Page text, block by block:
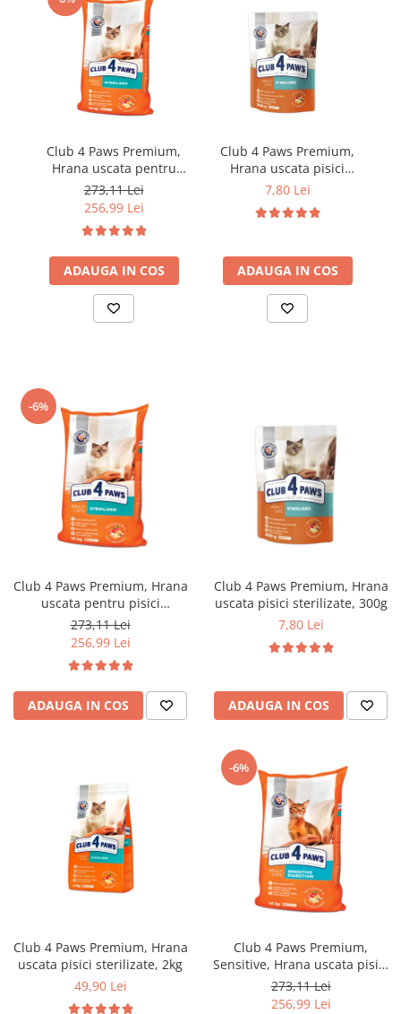
Club 4 Paws Premium,
Hrana uscata pentru
pisici sterilizate, 14kg
273,11 Lei
256,99 Lei
ADAUGA IN COS
Club 4 Paws Premium,
Hrana uscata pisici
sterilizate, 300g
7,80 Lei
ADAUGA IN COS
-6%
Club 4 Paws Premium, Hrana
uscata pentru pisici
sterilizate, 14kg
273,11 Lei
256,99 Lei
ADAUGA IN COS
Club 4 Paws Premium, Hrana
uscata pisici sterilizate, 300g
7,80 Lei
ADAUGA IN COS
Club 4 Paws Premium, Hrana
uscata pisici sterilizate, 2kg
49,90 Lei
-6%
Club 4 Paws Premium,
Sensitive, Hrana uscata pisici
adulte, 14kg
273,11 Lei
256,99 Lei